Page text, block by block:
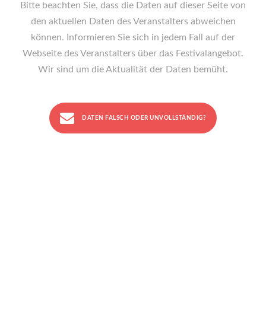
Bitte beachten Sie, dass die Daten auf dieser Seite von
den aktuellen Daten des Veranstalters abweichen
können. Informieren Sie sich in jedem Fall auf der
Webseite des Veranstalters über das Festivalangebot.
Wir sind um die Aktualität der Daten bemüht.
DATEN FALSCH ODER UNVOLLSTÄNDIG?